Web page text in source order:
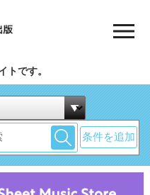
トです。
条件を追加